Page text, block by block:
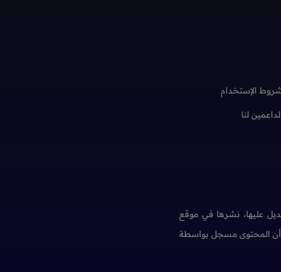
الإستخدام
لنا
عليها، نشرها في موقع
أن المحتوى مسجل بواسطة